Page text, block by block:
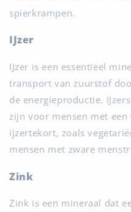
spierkrampen.
IJzer
IJzer is een essentieel
transport van zuurstof
de energieproductie.
zijn voor mensen met
ijzertekort, zoals
mensen met zware
Zink
Zink is een mineraal dat